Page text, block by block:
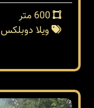
ویلا دوبلکس